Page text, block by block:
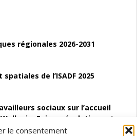
le consentement
régionales 2026-2031
de l’ISADF 2025
sociaux sur l’accueil
Enjeux, évolutions et